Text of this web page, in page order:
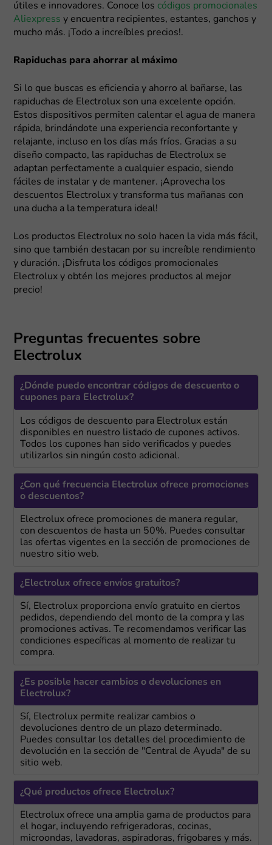
útiles e innovadores. Conoce los códigos promocionales
Aliexpress y encuentra recipientes, estantes, ganchos y
mucho más. ¡Todo a increíbles precios!.
Rapiduchas para ahorrar al máximo
Si lo que buscas es eficiencia y ahorro al bañarse, las
rapiduchas de Electrolux son una excelente opción.
Estos dispositivos permiten calentar el agua de manera
rápida, brindándote una experiencia reconfortante y
relajante, incluso en los días más fríos. Gracias a su
diseño compacto, las rapiduchas de Electrolux se
adaptan perfectamente a cualquier espacio, siendo
fáciles de instalar y de mantener. ¡Aprovecha los
descuentos Electrolux y transforma tus mañanas con
una ducha a la temperatura ideal!
Los productos Electrolux no solo hacen la vida más fácil,
sino que también destacan por su increíble rendimiento
y duración. ¡Disfruta los códigos promocionales
Electrolux y obtén los mejores productos al mejor
precio!
Preguntas frecuentes sobre
Electrolux
¿Dónde puedo encontrar códigos de descuento o
cupones para Electrolux?
Los códigos de descuento para Electrolux están
disponibles en nuestro listado de cupones activos.
Todos los cupones han sido verificados y puedes
utilizarlos sin ningún costo adicional.
¿Con qué frecuencia Electrolux ofrece promociones
o descuentos?
Electrolux ofrece promociones de manera regular,
con descuentos de hasta un 50%. Puedes consultar
las ofertas vigentes en la sección de promociones de
nuestro sitio web.
¿Electrolux ofrece envíos gratuitos?
Sí, Electrolux proporciona envío gratuito en ciertos
pedidos, dependiendo del monto de la compra y las
promociones activas. Te recomendamos verificar las
condiciones específicas al momento de realizar tu
compra.
¿Es posible hacer cambios o devoluciones en
Electrolux?
Sí, Electrolux permite realizar cambios o
devoluciones dentro de un plazo determinado.
Puedes consultar los detalles del procedimiento de
devolución en la sección de "Central de Ayuda" de su
sitio web.
¿Qué productos ofrece Electrolux?
Electrolux ofrece una amplia gama de productos para
el hogar, incluyendo refrigeradoras, cocinas,
microondas, lavadoras, aspiradoras, frigobares y más.